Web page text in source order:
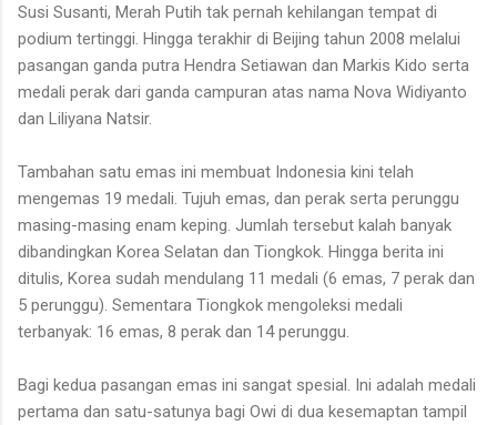
Susi Susanti, Merah Putih tak pernah kehilangan tempat di
podium tertinggi. Hingga terakhir di Beijing tahun 2008 melalui
pasangan ganda putra Hendra Setiawan dan Markis Kido serta
medali perak dari ganda campuran atas nama Nova Widiyanto
dan Liliyana Natsir.
Tambahan satu emas ini membuat Indonesia kini telah
mengemas 19 medali. Tujuh emas, dan perak serta perunggu
masing-masing enam keping. Jumlah tersebut kalah banyak
dibandingkan Korea Selatan dan Tiongkok. Hingga berita ini
ditulis, Korea sudah mendulang 11 medali (6 emas, 7 perak dan
5 perunggu). Sementara Tiongkok mengoleksi medali
terbanyak: 16 emas, 8 perak dan 14 perunggu.
Bagi kedua pasangan emas ini sangat spesial. Ini adalah medali
pertama dan satu-satunya bagi Owi di dua kesemaptan tampil